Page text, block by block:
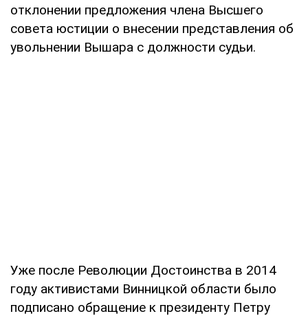
отклонении предложения члена Высшего
совета юстиции о внесении представления об
увольнении Вышара с должности судьи.
Уже после Революции Достоинства в 2014
году активистами Винницкой области было
подписано обращение к президенту Петру